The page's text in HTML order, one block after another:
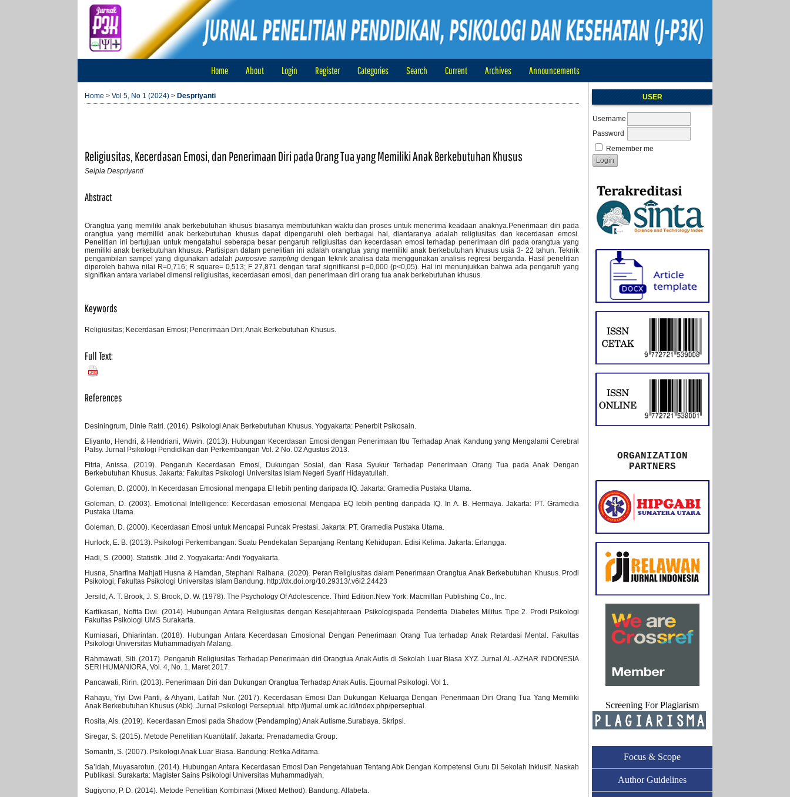
USER
Username
Password
Remember me
ORGANIZATION
PARTNERS
Screening For Plagiarism
Focus & Scope
Author Guidelines
Home About Login Register Categories Search Current Archives Announcements
Home > Vol 5, No 1 (2024) > Despriyanti
Religiusitas, Kecerdasan Emosi, dan Penerimaan Diri pada Orang Tua yang Memiliki Anak Berkebutuhan Khusus
Selpia Despriyanti
Abstract
Orangtua yang memiliki anak berkebutuhan khusus biasanya membutuhkan waktu dan proses untuk menerima keadaan anaknya.Penerimaan diri pada
orangtua yang memiliki anak berkebutuhan khusus dapat dipengaruhi oleh berbagai hal, diantaranya adalah religiusitas dan kecerdasan emosi.
Penelitian ini bertujuan untuk mengatahui seberapa besar pengaruh religiusitas dan kecerdasan emosi terhadap penerimaan diri pada orangtua yang
memiliki anak berkebutuhan khusus. Partisipan dalam penelitian ini adalah orangtua yang memiliki anak berkebutuhan khusus usia 3- 22 tahun. Teknik
pengambilan sampel yang digunakan adalah purposive sampling dengan teknik analisa data menggunakan analisis regresi berganda. Hasil penelitian
diperoleh bahwa nilai R=0,716; R square= 0,513; F 27,871 dengan taraf signifikansi p=0,000 (p<0,05). Hal ini menunjukkan bahwa ada pengaruh yang
signifikan antara variabel dimensi religiusitas, kecerdasan emosi, dan penerimaan diri orang tua anak berkebutuhan khusus.
Keywords
Religiusitas; Kecerdasan Emosi; Penerimaan Diri; Anak Berkebutuhan Khusus.
Full Text:
PDF
References
Desiningrum, Dinie Ratri. (2016). Psikologi Anak Berkebutuhan Khusus. Yogyakarta: Penerbit Psikosain.
Eliyanto, Hendri, & Hendriani, Wiwin. (2013). Hubungan Kecerdasan Emosi dengan Penerimaan Ibu Terhadap Anak Kandung yang Mengalami Cerebral
Palsy. Jurnal Psikologi Pendidikan dan Perkembangan Vol. 2 No. 02 Agustus 2013.
Fitria, Anissa. (2019). Pengaruh Kecerdasan Emosi, Dukungan Sosial, dan Rasa Syukur Terhadap Penerimaan Orang Tua pada Anak Dengan
Berkebutuhan Khusus. Jakarta: Fakultas Psikologi Universitas Islam Negeri Syarif Hidayatullah.
Goleman, D. (2000). In Kecerdasan Emosional mengapa EI lebih penting daripada IQ. Jakarta: Gramedia Pustaka Utama.
Goleman, D. (2003). Emotional Intelligence: Kecerdasan emosional Mengapa EQ lebih penting daripada IQ. In A. B. Hermaya. Jakarta: PT. Gramedia
Pustaka Utama.
Goleman, D. (2000). Kecerdasan Emosi untuk Mencapai Puncak Prestasi. Jakarta: PT. Gramedia Pustaka Utama.
Hurlock, E. B. (2013). Psikologi Perkembangan: Suatu Pendekatan Sepanjang Rentang Kehidupan. Edisi Kelima. Jakarta: Erlangga.
Hadi, S. (2000). Statistik. Jilid 2. Yogyakarta: Andi Yogyakarta.
Husna, Sharfina Mahjati Husna & Hamdan, Stephani Raihana. (2020). Peran Religiusitas dalam Penerimaan Orangtua Anak Berkebutuhan Khusus. Prodi
Psikologi, Fakultas Psikologi Universitas Islam Bandung. http://dx.doi.org/10.29313/.v6i2.24423
Jersild, A. T. Brook, J. S. Brook, D. W. (1978). The Psychology Of Adolescence. Third Edition.New York: Macmillan Publishing Co., Inc.
Kartikasari, Nofita Dwi. (2014). Hubungan Antara Religiusitas dengan Kesejahteraan Psikologispada Penderita Diabetes Militus Tipe 2. Prodi Psikologi
Fakultas Psikologi UMS Surakarta.
Kurniasari, Dhiarintan. (2018). Hubungan Antara Kecerdasan Emosional Dengan Penerimaan Orang Tua terhadap Anak Retardasi Mental. Fakultas
Psikologi Universitas Muhammadiyah Malang.
Rahmawati, Siti. (2017). Pengaruh Religiusitas Terhadap Penerimaan diri Orangtua Anak Autis di Sekolah Luar Biasa XYZ. Jurnal AL-AZHAR INDONESIA
SERI HUMANIORA, Vol. 4, No. 1, Maret 2017.
Pancawati, Ririn. (2013). Penerimaan Diri dan Dukungan Orangtua Terhadap Anak Autis. Ejournal Psikologi. Vol 1.
Rahayu, Yiyi Dwi Panti, & Ahyani, Latifah Nur. (2017). Kecerdasan Emosi Dan Dukungan Keluarga Dengan Penerimaan Diri Orang Tua Yang Memiliki
Anak Berkebutuhan Khusus (Abk). Jurnal Psikologi Perseptual. http://jurnal.umk.ac.id/index.php/perseptual.
Rosita, Ais. (2019). Kecerdasan Emosi pada Shadow (Pendamping) Anak Autisme.Surabaya. Skripsi.
Siregar, S. (2015). Metode Penelitian Kuantitatif. Jakarta: Prenadamedia Group.
Somantri, S. (2007). Psikologi Anak Luar Biasa. Bandung: Refika Aditama.
Sa’idah, Muyasarotun. (2014). Hubungan Antara Kecerdasan Emosi Dan Pengetahuan Tentang Abk Dengan Kompetensi Guru Di Sekolah Inklusif. Naskah
Publikasi. Surakarta: Magister Sains Psikologi Universitas Muhammadiyah.
Sugiyono, P. D. (2014). Metode Penelitian Kombinasi (Mixed Method). Bandung: Alfabeta.